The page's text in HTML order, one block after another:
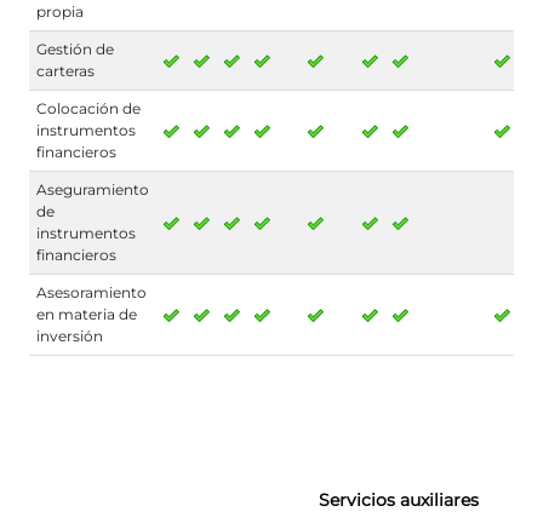
propia
Gestión de
carteras
Colocación de
instrumentos
financieros
Aseguramiento
de
instrumentos
financieros
Asesoramiento
en materia de
inversión
Servicios auxiliares